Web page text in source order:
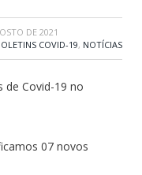
DE 2021
COVID-19, NOTÍCIAS
de Covid-19 no
07 novos